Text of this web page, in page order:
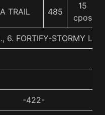
TRAIL 485
15
cpos
6. FORTIFY-STORMY LA
-422-